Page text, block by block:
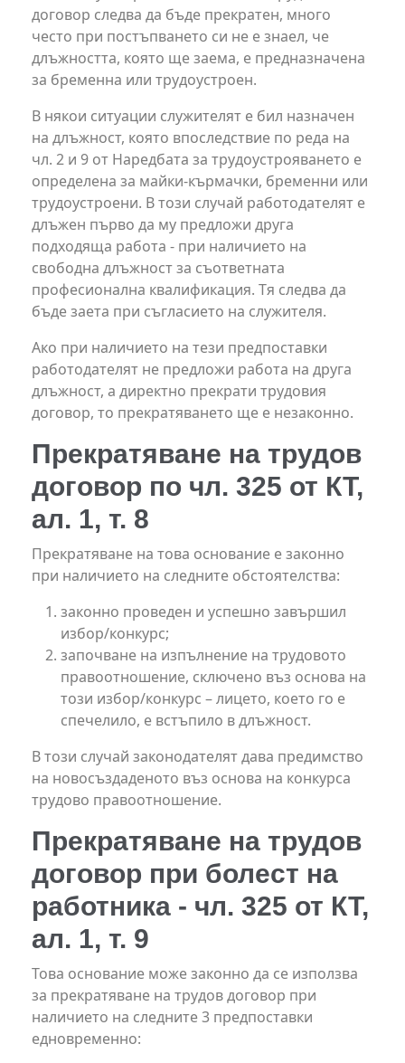
договор следва да бъде прекратен, много
често при постъпването си не е знаел, че
длъжността, която ще заема, е предназначена
за бременна или трудоустроен.
В някои ситуации служителят е бил назначен
на длъжност, която впоследствие по реда на
чл. 2 и 9 от Наредбата за трудоустрояването е
определена за майки-кърмачки, бременни или
трудоустроени. В този случай работодателят е
длъжен първо да му предложи друга
подходяща работа - при наличието на
свободна длъжност за съответната
професионална квалификация. Тя следва да
бъде заета при съгласието на служителя.
Ако при наличието на тези предпоставки
работодателят не предложи работа на друга
длъжност, а директно прекрати трудовия
договор, то прекратяването ще е незаконно.
Прекратяване на трудов
договор по чл. 325 от КТ,
ал. 1, т. 8
Прекратяване на това основание е законно
при наличието на следните обстоятелства:
законно проведен и успешно завършил
избор/конкурс;
започване на изпълнение на трудовото
правоотношение, сключено въз основа на
този избор/конкурс – лицето, което го е
спечелило, е встъпило в длъжност.
В този случай законодателят дава предимство
на новосъздаденото въз основа на конкурса
трудово правоотношение.
Прекратяване на трудов
договор при болест на
работника - чл. 325 от КТ,
ал. 1, т. 9
Това основание може законно да се използва
за прекратяване на трудов договор при
наличието на следните 3 предпоставки
едновременно: